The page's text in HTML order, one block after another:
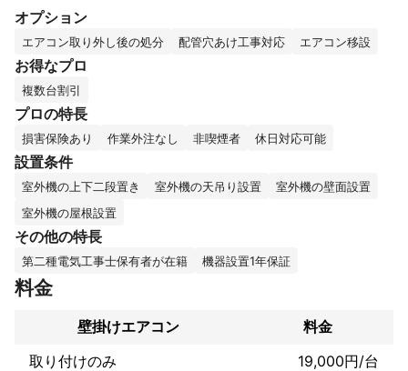
含まれます。
作業の外注なしの完全自社施工で、1年間の保証つきですのでご安
心ください。
当社には電気工事士の資格を持つスタッフが在籍しております。
他社様から断られたような工事も、まずはご相談ください！お待
これまでの実績
当社では年間に500件以上のエアコン工事依頼をいただいており
ます！
ミツモアの口コミでは、ご利用されたお客様から「作業も打合せ
もスピーディーで満足しています。配管カバー再利用の相談にも
対応してくださり良心的でした。ありがとうございました。」と
嬉しい言葉をいただきました。
アピールポイント
クリーニング、エアコン取付、どちらも丁寧に対応致します。ハ
ウスクリーニング協会認定のクリーニング士、電気工事士の資格
オプション
エアコン取り外し後の処分 配管穴あけ工事対応 エアコン移設
お得なプロ
複数台割引
プロの特長
損害保険あり 作業外注なし 非喫煙者 休日対応可能
設置条件
室外機の上下二段置き 室外機の天吊り設置
室外機の壁面設置
室外機の屋根設置
その他の特長
第二種電気工事士保有者が在籍 機器設置1年保証
料金
壁掛けエアコン
料金
取り付けのみ
19,000円/台